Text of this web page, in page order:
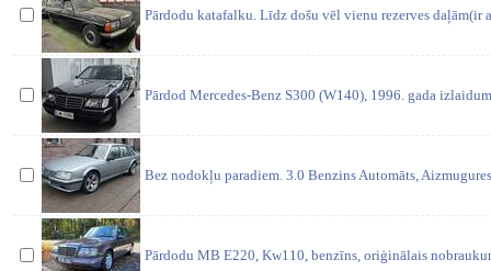
Pārdodu katafalku. Līdz došu vēl vienu rezerves daļām(ir
Pārdod Mercedes-Benz S300 (W140), 1996. gada
Bez nodokļu paradiem. 3.0 Benzins Automāts,
Pārdodu MB E220, Kw110, benzīns, oriģinālais